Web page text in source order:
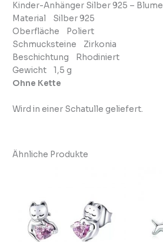
Kinder-Anhänger Silber 925 – Blume
Material Silber 925
Oberfläche Poliert
Schmucksteine Zirkonia
Beschichtung Rhodiniert
Gewicht 1,5 g
Ohne Kette
Wird in einer Schatulle geliefert.
Ähnliche Produkte